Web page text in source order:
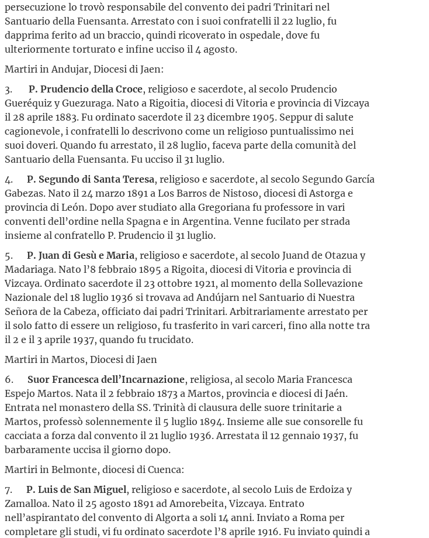
persecuzione lo trovò responsabile del convento dei padri Trinitari nel
Santuario della Fuensanta. Arrestato con i suoi confratelli il 22 luglio, fu
dapprima ferito ad un braccio, quindi ricoverato in ospedale, dove fu
ulteriormente torturato e infine ucciso il 4 agosto.
Martiri in Andujar, Diocesi di Jaen:
3.
P. Prudencio della Croce, religioso e sacerdote, al secolo Prudencio
Gueréquiz y Guezuraga. Nato a Rigoitia, diocesi di Vitoria e provincia di Vizcaya
il 28 aprile 1883. Fu ordinato sacerdote il 23 dicembre 1905. Seppur di salute
cagionevole, i confratelli lo descrivono come un religioso puntualissimo nei
suoi doveri. Quando fu arrestato, il 28 luglio, faceva parte della comunità del
Santuario della Fuensanta. Fu ucciso il 31 luglio.
4.P. Segundo di Santa Teresa, religioso e sacerdote, al secolo Segundo García
Gabezas. Nato il 24 marzo 1891 a Los Barros de Nistoso, diocesi di Astorga e
provincia di León. Dopo aver studiato alla Gregoriana fu professore in vari
conventi dell’ordine nella Spagna e in Argentina. Venne fucilato per strada
insieme al confratello P. Prudencio il 31 luglio.
5.
P. Juan di Gesù e Maria, religioso e sacerdote, al secolo Juand de Otazua y
Madariaga. Nato l’8 febbraio 1895 a Rigoita, diocesi di Vitoria e provincia di
Vizcaya. Ordinato sacerdote il 23 ottobre 1921, al momento della Sollevazione
Nazionale del 18 luglio 1936 si trovava ad Andújarn nel Santuario di Nuestra
Señora de la Cabeza, officiato dai padri Trinitari. Arbitrariamente arrestato per
il solo fatto di essere un religioso, fu trasferito in vari carceri, fino alla notte tra
il 2 e il 3 aprile 1937, quando fu trucidato.
Martiri in Martos, Diocesi di Jaen
6. Suor Francesca dell’Incarnazione, religiosa, al secolo Maria Francesca
Espejo Martos. Nata il 2 febbraio 1873 a Martos, provincia e diocesi di Jaén.
Entrata nel monastero della SS. Trinità di clausura delle suore trinitarie a
Martos, professò solennemente il 5 luglio 1894. Insieme alle sue consorelle fu
cacciata a forza dal convento il 21 luglio 1936. Arrestata il 12 gennaio 1937, fu
barbaramente uccisa il giorno dopo.
Martiri in Belmonte, diocesi di Cuenca:
7.
P. Luis de San Miguel, religioso e sacerdote, al secolo Luis de Erdoiza y
Zamalloa. Nato il 25 agosto 1891 ad Amorebeita, Vizcaya. Entrato
nell’aspirantato del convento di Algorta a soli 14 anni. Inviato a Roma per
completare gli studi, vi fu ordinato sacerdote l’8 aprile 1916. Fu inviato quindi a